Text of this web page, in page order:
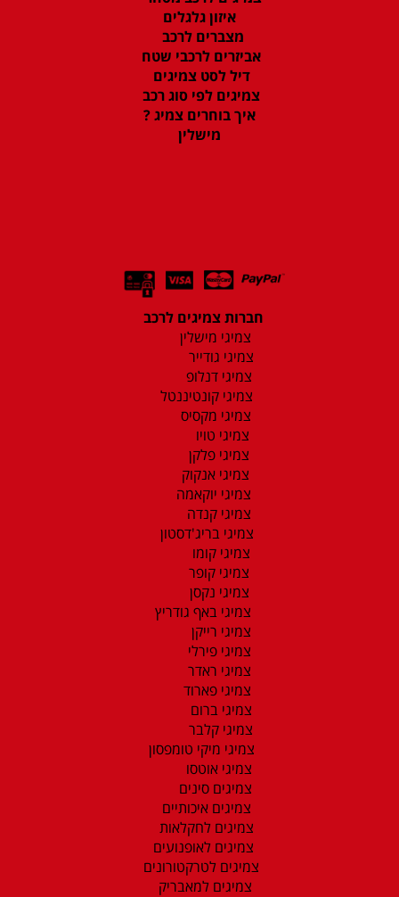
איזון גלגלים
מצברים לרכב
אביזרים לרכבי שטח
דיל לסט צמיגים
צמיגים לפי סוג רכב
איך בוחרים צמיג ?
מישלין
חברות צמיגים לרכב
צמיגי מישלין
צמיגי גודייר
צמיגי דנלופ
צמיגי קונטיננטל
צמיגי מקסיס
צמיגי טויו
צמיגי פלקן
צמיגי אנקוק
צמיגי יוקאמה
צמיגי קנדה
צמיגי בריג'דסטון
צמיגי קומו
צמיגי קופר
צמיגי נקסן
צמיגי באף גודריץ
צמיגי רייקן
צמיגי פירלי
צמיגי ראדר
צמיגי פארוד
צמיגי ברום
צמיגי קלבר
צמיגי מיקי טומפסון
צמיגי אוטסו
צמיגים סינים
צמיגים איכותיים
צמיגים לחקלאות
צמיגים לאופנועים
צמיגים לטרקטורונים
צמיגים למאבריק